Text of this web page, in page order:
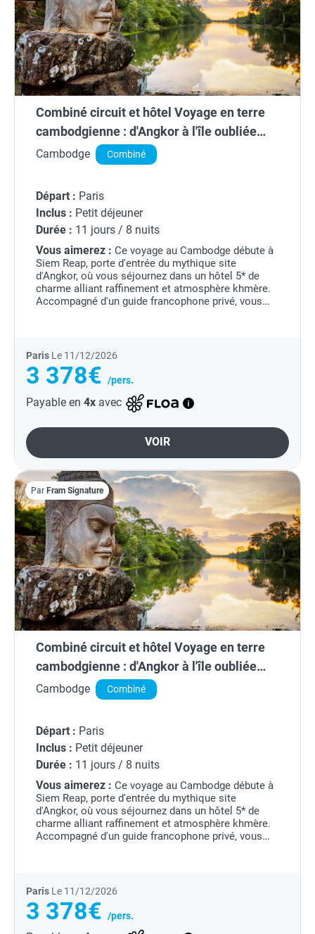
Combiné circuit et hôtel Voyage en terre
cambodgienne : d'Angkor à l'île oubliée
*****
Cambodge Combiné
Départ : Paris
Inclus : Petit déjeuner
Durée : 11 jours / 8 nuits
Vous aimerez : Ce voyage au Cambodge débute à
Siem Reap, porte d'entrée du mythique site
d'Angkor, où vous séjournez dans un hôtel 5* de
charme alliant raffinement et atmosphère khmère.
Accompagné d'un guide francophone privé, vous
Paris Le 11/12/2026
3 378€ /pers.
Payable en 4x avec
VOIR
Par Fram Signature
Combiné circuit et hôtel Voyage en terre
cambodgienne : d'Angkor à l'île oubliée
*****
Cambodge Combiné
Départ : Paris
Inclus : Petit déjeuner
Durée : 11 jours / 8 nuits
Vous aimerez : Ce voyage au Cambodge débute à
Siem Reap, porte d'entrée du mythique site
d'Angkor, où vous séjournez dans un hôtel 5* de
charme alliant raffinement et atmosphère khmère.
Accompagné d'un guide francophone privé, vous
Paris Le 11/12/2026
3 378€ /pers.